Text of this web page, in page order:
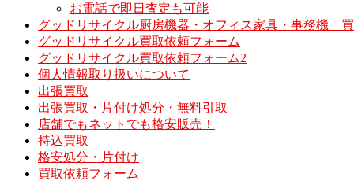
お電話で即日査定も可能
グッドリサイクル厨房機器・オフィス家具・事務機
グッドリサイクル買取依頼フォーム
グッドリサイクル買取依頼フォーム2
個人情報取り扱いについて
出張買取
出張買取・片付け処分・無料引取
店舗でもネットでも格安販売！
持込買取
格安処分・片付け
買取依頼フォーム